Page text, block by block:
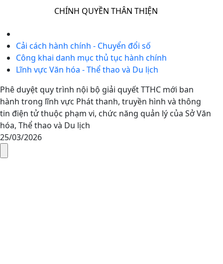
CHÍNH QUYỀN THÂN THIỆN
Cải cách hành chính - Chuyển đổi số
Công khai danh mục thủ tục hành chính
Lĩnh vực Văn hóa - Thể thao và Du lịch
Phê duyệt quy trình nội bộ giải quyết TTHC mới ban
hành trong lĩnh vực Phát thanh, truyền hình và thông
tin điện tử thuộc phạm vi, chức năng quản lý của Sở Văn
hóa, Thể thao và Du lịch
25/03/2026